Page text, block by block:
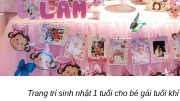
Trang trí sinh nhật 1 tuổi cho bé gái tuổi khỉ